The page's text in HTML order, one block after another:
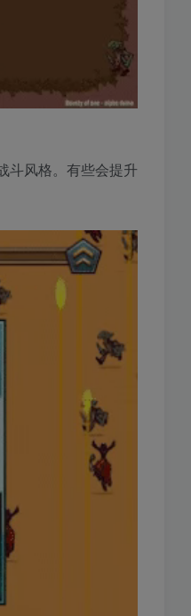
斗风格。有些会提升